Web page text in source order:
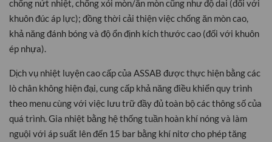
chống nứt nhiệt, chống xói mòn/ăn mòn cũng như độ dai (đối với
khuôn đúc áp lực); đồng thời cải thiện việc chống ăn mòn cao,
khả năng đánh bóng và độ ổn định kích thước cao (đối với khuôn
ép nhựa).
Dịch vụ nhiệt luyện cao cấp của ASSAB được thực hiện bằng các
lò chân không hiện đại, cung cấp khả năng điều khiển quy trình
theo menu cùng với việc lưu trữ đầy đủ toàn bộ các thông số của
quá trình. Gia nhiệt bằng hệ thống tuần hoàn khí nóng và làm
nguội với áp suất lên đến 15 bar bằng khí nitơ cho phép tăng